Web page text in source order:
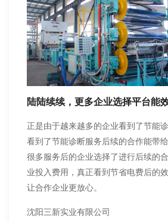
陆陆续续，更多企业选择平台能
正是由于越来越多的企业看到了节能
看到了节能诊断服务后续的合作能带
很多服务后的企业选择了进行后续的
业投入费用，真正看到节省电费后的
让合作企业更放心。
沈阳三新实业有限公司